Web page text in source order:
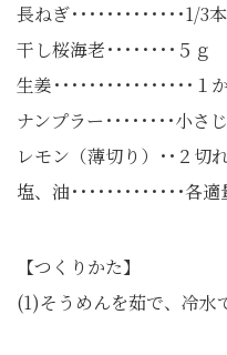
長ねぎ･････････････1/3本
干し桜海老････････５ｇ
生姜････････････････１
ナンプラー････････小さ
レモン（薄切り）･･２切
塩、油･････････････各適
【つくりかた】
(1)そうめんを茹で、冷水